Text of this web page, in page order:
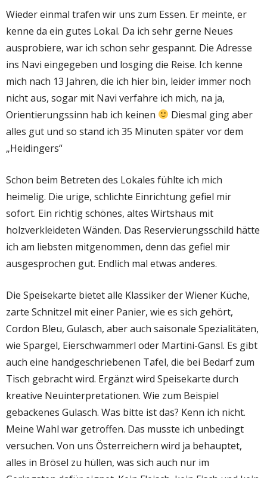
Wieder einmal trafen wir uns zum Essen. Er meinte, er
kenne da ein gutes Lokal. Da ich sehr gerne Neues
ausprobiere, war ich schon sehr gespannt. Die Adresse
ins Navi eingegeben und losging die Reise. Ich kenne
mich nach 13 Jahren, die ich hier bin, leider immer noch
nicht aus, sogar mit Navi verfahre ich mich, na ja,
Orientierungssinn hab ich keinen
Diesmal ging aber
alles gut und so stand ich 35 Minuten später vor dem
„Heidingers“
Schon beim Betreten des Lokales fühlte ich mich
heimelig. Die urige, schlichte Einrichtung gefiel mir
sofort. Ein richtig schönes, altes Wirtshaus mit
holzverkleideten Wänden. Das Reservierungsschild hätte
ich am liebsten mitgenommen, denn das gefiel mir
ausgesprochen gut. Endlich mal etwas anderes.
Die Speisekarte bietet alle Klassiker der Wiener Küche,
zarte Schnitzel mit einer Panier, wie es sich gehört,
Cordon Bleu, Gulasch, aber auch saisonale Spezialitäten,
wie Spargel, Eierschwammerl oder Martini-Gansl. Es gibt
auch eine handgeschriebenen Tafel, die bei Bedarf zum
Tisch gebracht wird. Ergänzt wird Speisekarte durch
kreative Neuinterpretationen. Wie zum Beispiel
gebackenes Gulasch. Was bitte ist das? Kenn ich nicht.
Meine Wahl war getroffen. Das musste ich unbedingt
versuchen. Von uns Österreichern wird ja behauptet,
alles in Brösel zu hüllen, was sich auch nur im